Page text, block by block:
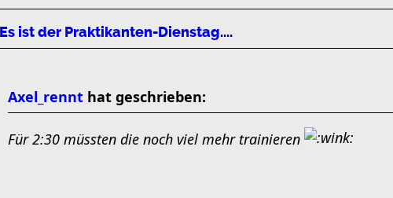
ist der Praktikanten-Dienstag....
Axel_rennt hat geschrieben:
Für 2:30 müssten die noch viel mehr trainieren